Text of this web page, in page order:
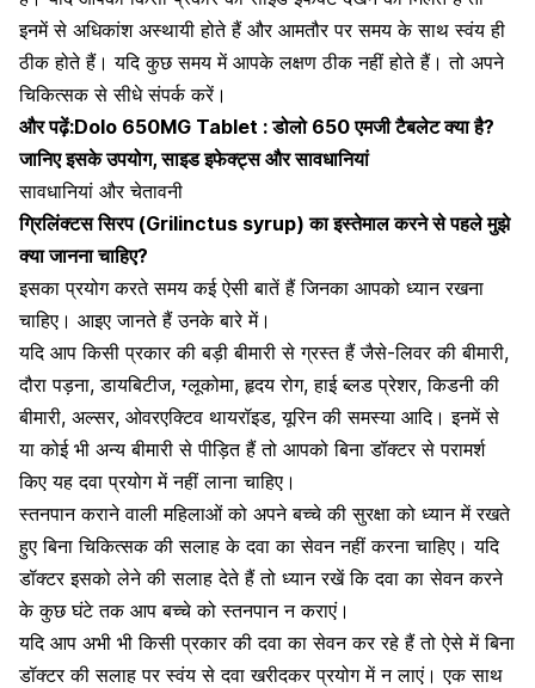
इनमें से अधिकांश अस्थायी होते हैं और आमतौर पर समय के साथ स्वंय ही
ठीक होते हैं। यदि कुछ समय में आपके लक्षण ठीक नहीं होते हैं। तो अपने
चिकित्सक से सीधे संपर्क करें।
और पढ़ें:Dolo 650MG Tablet : डोलो 650 एमजी टैबलेट क्या है?
जानिए इसके उपयोग, साइड इफेक्ट्स और सावधानियां
सावधानियां और चेतावनी
ग्रिलिंक्टससिरप (Grilinctus syrup) का इस्तेमाल करने से पहले मुझे
क्या जानना चाहिए?
इसका प्रयोग करते समय कई ऐसी बातें हैं जिनका आपको ध्यान रखना
चाहिए। आइए जानते हैं उनके बारे में।
यदि आप किसी प्रकार की बड़ी बीमारी से ग्रस्त हैं जैसे-लिवर की बीमारी,
दौरा पड़ना,डायबिटीज,ग्लूकोमा,हृदय रोग,हाई ब्लड प्रेशर, किडनी की
बीमारी, अल्सर, ओवरएक्टिव थायरॉइड, यूरिन की समस्या आदि। इनमें से
या कोई भी अन्य बीमारी से पीड़ित हैं तो आपको बिना डॉक्टर से परामर्श
किए यह दवा प्रयोग में नहीं लाना चाहिए।
स्तनपानकराने वाली महिलाओं को अपने बच्चे की सुरक्षा को ध्यान में रखते
हुए बिना चिकित्सक की सलाह के दवा का सेवन नहीं करना चाहिए। यदि
डॉक्टर इसको लेने की सलाह देते हैं तो ध्यान रखें कि दवा का सेवन करने
के कुछ घंटे तक आपबच्चे को स्तनपान न कराएं।
यदि आप अभी भी किसी प्रकार की दवा का सेवन कर रहे हैं तो ऐसे में बिना
डॉक्टर की सलाह पर स्वंय से दवा खरीदकर प्रयोग में न लाएं। एक साथ